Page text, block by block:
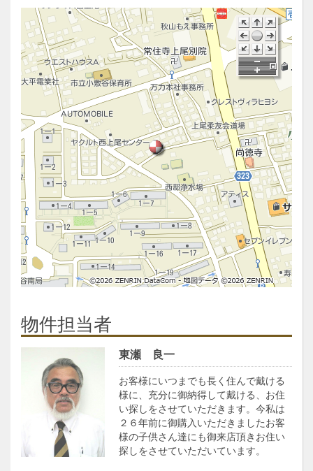
物件担当者
東瀬 良一
お客様にいつまでも長く住んで戴ける
様に、充分に御納得して戴ける、お住
い探しをさせていただきます。今私は
２６年前に御購入いただきましたお客
様の子供さん達にも御来店頂きお住い
探しをさせていただいています。